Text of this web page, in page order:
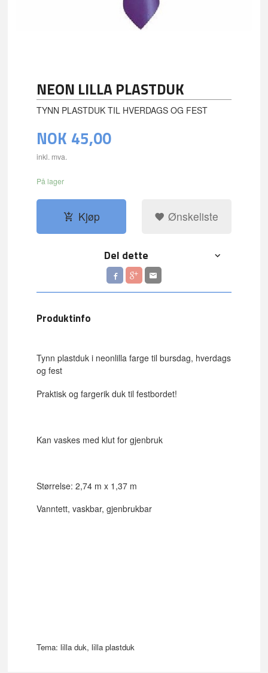
NEON LILLA PLASTDUK
TYNN PLASTDUK TIL HVERDAGS OG FEST
NOK 45,00
inkl. mva.
På lager
Kjøp Ønskeliste
Del dette
Produktinfo
Tynn plastduk i neonlilla farge til bursdag, hverdags
og fest
Praktisk og fargerik duk til festbordet!
Kan vaskes med klut for gjenbruk
Størrelse: 2,74 m x 1,37 m
Vanntett, vaskbar, gjenbrukbar
Tema: lilla duk, lilla plastduk